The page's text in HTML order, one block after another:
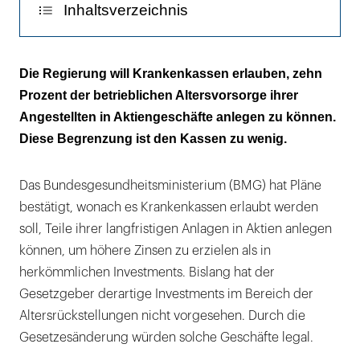
Inhaltsverzeichnis
Kassen wollen höhere Aktienquote
Das Problem: Es sind Versichertenbeiträge
Die Regierung will Krankenkassen erlauben, zehn
Prozent der betrieblichen Altersvorsorge ihrer
Angestellten in Aktiengeschäfte anlegen zu können.
Diese Begrenzung ist den Kassen zu wenig.
Das Bundesgesundheitsministerium (BMG) hat Pläne
bestätigt, wonach es Krankenkassen erlaubt werden
soll, Teile ihrer langfristigen Anlagen in Aktien anlegen
können, um höhere Zinsen zu erzielen als in
herkömmlichen Investments. Bislang hat der
Gesetzgeber derartige Investments im Bereich der
Altersrückstellungen nicht vorgesehen. Durch die
Gesetzesänderung würden solche Geschäfte legal.